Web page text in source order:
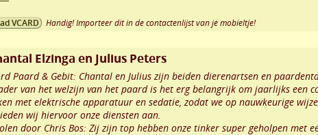
VCARD Handig! Importeer dit in de contactenlijst van je mobieltje!
Elzinga en Julius Peters
Paard & Gebit: Chantal en Julius zijn beiden dierenartsen en
van het welzijn van het paard is het erg belangrijk om jaarlijks een
met elektrische apparatuur en sedatie, zodat we op nauwkeurige
wij hiervoor onze diensten aan.
door Chris Bos: Zij zijn top hebben onze tinker super geholpen met